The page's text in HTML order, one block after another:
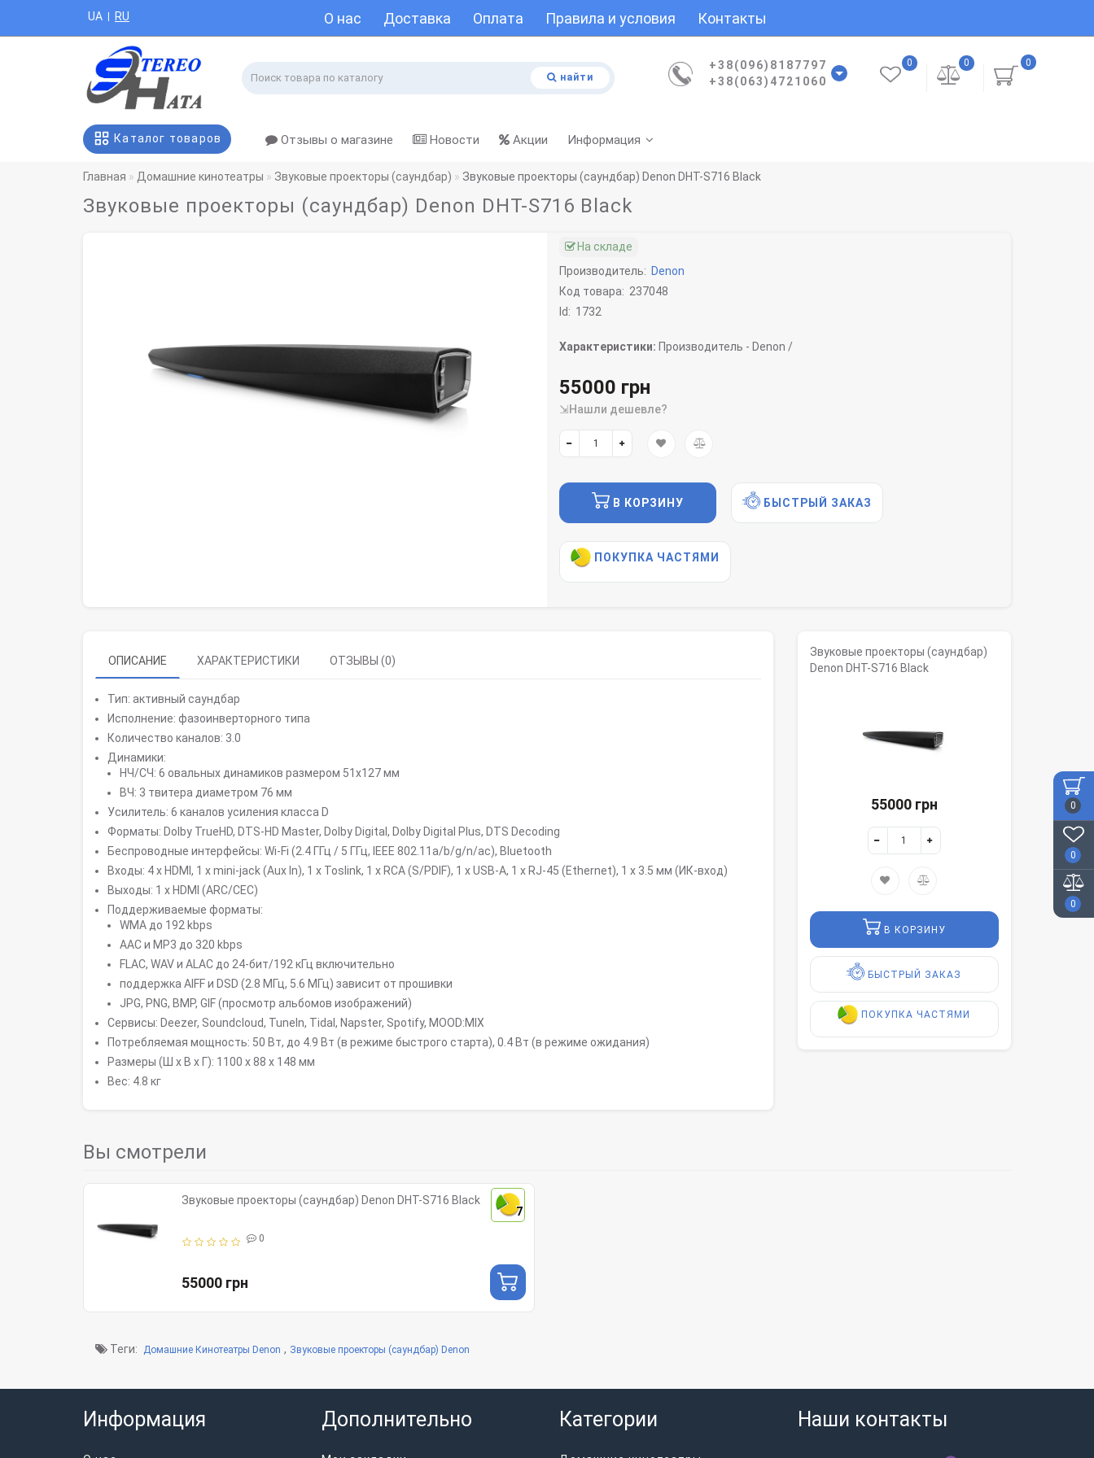
0
0
0
О нас Доставка Оплата Правила и условия Контакты
UA | RU
найти
+38(096)8187797
+38(063)4721060
0
0
0
Каталог товаров Отзывы о магазине Новости Акции Информация
Главная Домашние кинотеатры Звуковые проекторы (саундбар) Звуковые проекторы (саундбар) Denon DHT-S716 Black
Звуковые проекторы (саундбар) Denon DHT-S716 Black
На складе
Производитель: Denon
Код товара: 237048
Id: 1732
Характеристики: Производитель - Denon /
55000 грн
⇲Нашли дешевле?
В КОРЗИНУ БЫСТРЫЙ ЗАКАЗ
ПОКУПКА ЧАСТЯМИ
ОПИСАНИЕ ХАРАКТЕРИСТИКИ ОТЗЫВЫ (0)
Тип: активный саундбар
Исполнение: фазоинверторного типа
Количество каналов: 3.0
Динамики:
НЧ/СЧ: 6 овальных динамиков размером 51х127 мм
ВЧ: 3 твитера диаметром 76 мм
Усилитель: 6 каналов усиления класса D
Форматы: Dolby TrueHD, DTS-HD Master, Dolby Digital, Dolby Digital Plus, DTS Decoding
Беспроводные интерфейсы: Wi-Fi (2.4 ГГц / 5 ГГц, IEEE 802.11a/b/g/n/ac), Bluetooth
Входы: 4 x HDMI, 1 x mini-jack (Aux In), 1 x Toslink, 1 x RCA (S/PDIF), 1 x USB-A, 1 x RJ-45 (Ethernet), 1 x 3.5 мм (ИК-вход)
Выходы: 1 x HDMI (ARC/CEC)
Поддерживаемые форматы:
WMA до 192 kbps
AAC и MP3 до 320 kbps
FLAC, WAV и ALAC до 24-бит/192 кГц включительно
поддержка AIFF и DSD (2.8 МГц, 5.6 МГц) зависит от прошивки
JPG, PNG, BMP, GIF (просмотр альбомов изображений)
Сервисы: Deezer, Soundcloud, TuneIn, Tidal, Napster, Spotify, MOOD:MIX
Потребляемая мощность: 50 Вт, до 4.9 Вт (в режиме быстрого старта), 0.4 Вт (в режиме ожидания)
Размеры (Ш x В x Г): 1100 x 88 х 148 мм
Вес: 4.8 кг
Звуковые проекторы (саундбар)
Denon DHT-S716 Black
55000 грн
В КОРЗИНУ
БЫСТРЫЙ ЗАКАЗ
ПОКУПКА ЧАСТЯМИ
Вы смотрели
7
Звуковые проекторы (саундбар) Denon DHT-S716 Black
0
55000 грн
Теги: Домашние Кинотеатры Denon , Звуковые проекторы (саундбар) Denon
Информация Дополнительно Категории Наши контакты